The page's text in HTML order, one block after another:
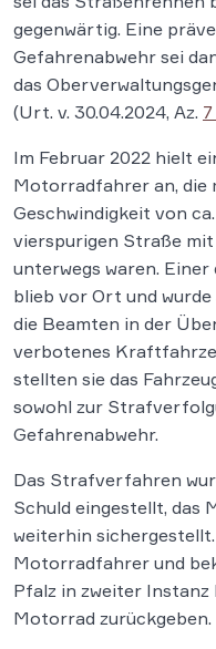
gegenwärtig. Eine
Gefahrenabwehr sei
das
(Urt. v. 30.04.2024, Az.
Im Februar 2022 hielt
Motorradfahrer an, die
Geschwindigkeit von
vierspurigen Straße
unterwegs waren.
blieb vor Ort und
die Beamten in der
verbotenes
stellten sie das
sowohl zur
Gefahrenabwehr.
Das Strafverfahren
Schuld eingestellt, das
weiterhin
Motorradfahrer und
Pfalz in zweiter Instanz
Motorrad zurückgeben.